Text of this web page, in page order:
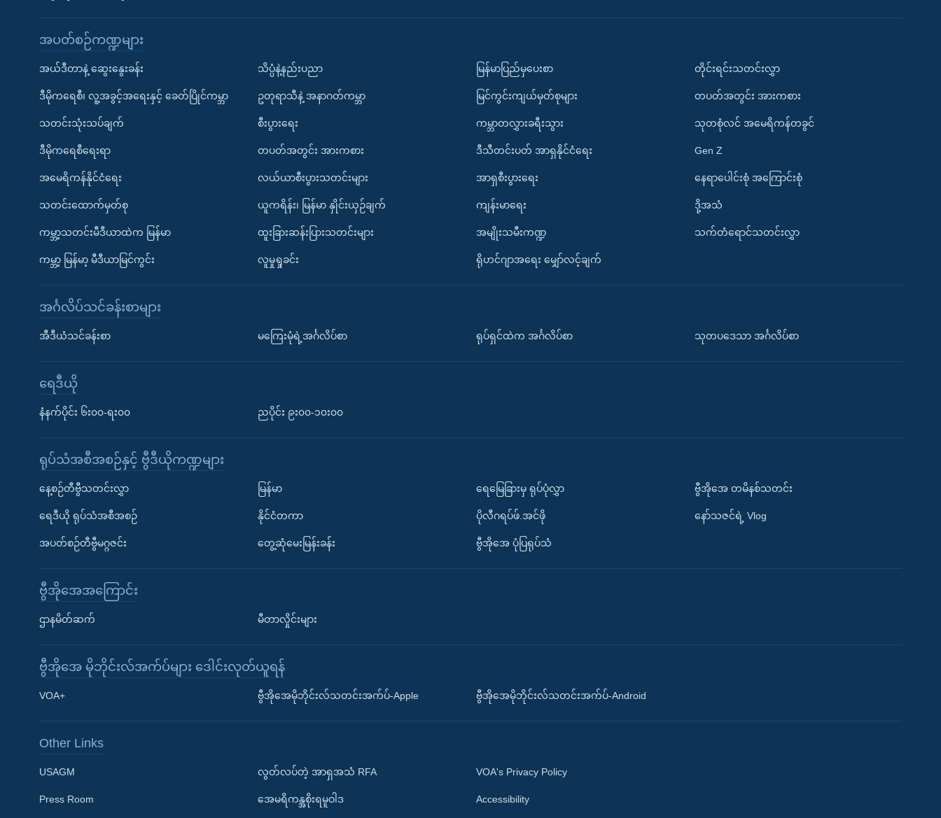
Learning English
ဘာသာစကားများ
အပတ်စဉ်ကဏ္ဍများ
အယ်ဒီတာနဲ့ ဆွေးနွေးခန်း
ဒီမိုကရေစီ၊ လူ့အခွင့်အရေးနှင့် ခေတ်ပြိုင်ကမ္ဘာ
သတင်းသုံးသပ်ချက်
ဒီမိုကရေစီရေးရာ
အမေရိကန်နိုင်ငံရေး
သတင်းထောက်မှတ်စု
ကမ္ဘာ့သတင်းမီဒီယာထဲက မြန်မာ
ကမ္ဘာ့ မြန်မာ့ မီဒီယာမြင်ကွင်း
သိပ္ပံနဲ့နည်းပညာ
ဥတုရာသီနဲ့ အနာဂတ်ကမ္ဘာ
စီးပွားရေး
တပတ်အတွင်း အားကစား
လယ်ယာစီးပွားသတင်းများ
ယူကရိန်း၊ မြန်မာ နှိုင်းယှဉ်ချက်
ထူးခြားဆန်းပြားသတင်းများ
လူမှုရှုခင်း
မြန်မာပြည်မှပေးစာ
မြင်ကွင်းကျယ်မှတ်စုများ
ကမ္ဘာတလွှားခရီးသွား
ဒီသီတင်းပတ် အာရှနိုင်ငံရေး
အာရှစီးပွားရေး
ကျန်းမာရေး
အမျိုးသမီးကဏ္ဍ
ရိုဟင်ဂျာအရေး မျှော်လင့်ချက်
တိုင်းရင်းသတင်းလွှာ
တပတ်အတွင်း အားကစား
သုတစုံလင် အမေရိကန်တခွင်
Gen Z
နေရာပေါင်းစုံ အကြောင်းစုံ
ဒို့အသံ
သက်တံရောင်သတင်းလွှာ
အင်္ဂလိပ်သင်ခန်းစာများ
အီဒီယံသင်ခန်းစာ မကြေးမုံရဲ့အင်္ဂလိပ်စာ ရုပ်ရှင်ထဲက အင်္ဂလိပ်စာ သုတပဒေသာ အင်္ဂလိပ်စာ
ရေဒီယို
နံနက်ပိုင်း ၆း၀၀-ရး၀၀ ညပိုင်း ၉း၀၀-၁၀း၀၀
ရုပ်သံအစီအစဉ်နှင့် ဗွီဒီယိုကဏ္ဍများ
နေ့စဉ်တီဗွီသတင်းလွှာ
ရေဒီယို ရုပ်သံအစီအစဉ်
အပတ်စဉ်တီဗွီမဂ္ဂဇင်း
မြန်မာ
နိုင်ငံတကာ
တွေ့ဆုံမေးမြန်းခန်း
ရေမြေခြားမှ ရုပ်ပုံလွှာ
ပိုလီဂရပ်ဖ်.အင်ဖို
ဗွီအိုအေ ပုံပြရုပ်သံ
ဗွီအိုအေ တမိနစ်သတင်း
နော်သဇင်ရဲ့ Vlog
ဗွီအိုအေအကြောင်း
ဌာနမိတ်ဆက် မီတာလှိုင်းများ
ဗွီအိုအေ မိုဘိုင်းလ်အက်ပ်များ ဒေါင်းလုတ်ယူရန်
VOA+ ဗွီအိုအေမိုဘိုင်းလ်သတင်းအက်ပ်-Apple ဗွီအိုအေမိုဘိုင်းလ်သတင်းအက်ပ်-Android
Other Links
USAGM
Press Room
လွတ်လပ်တဲ့ အာရှအသံ RFA
အေမရိကန္အစိုးရမူဝါဒ
VOA's Privacy Policy
Accessibility